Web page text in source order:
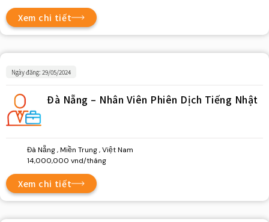
Xem chi tiết
Đà Nẵng – Nhân Viên Phiên Dịch Tiếng Nhật
Đà Nẵng , Miền Trung , Việt Nam
14,000,000 vnd/tháng
Ngày đăng: 29/05/2024
Xem chi tiết